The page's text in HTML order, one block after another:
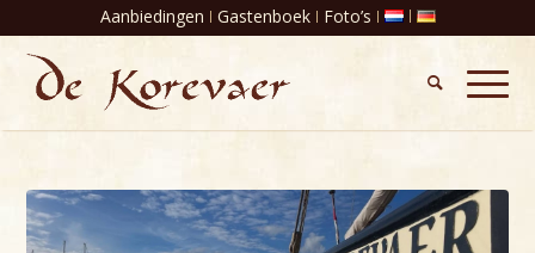
Aanbiedingen Gastenboek Foto’s